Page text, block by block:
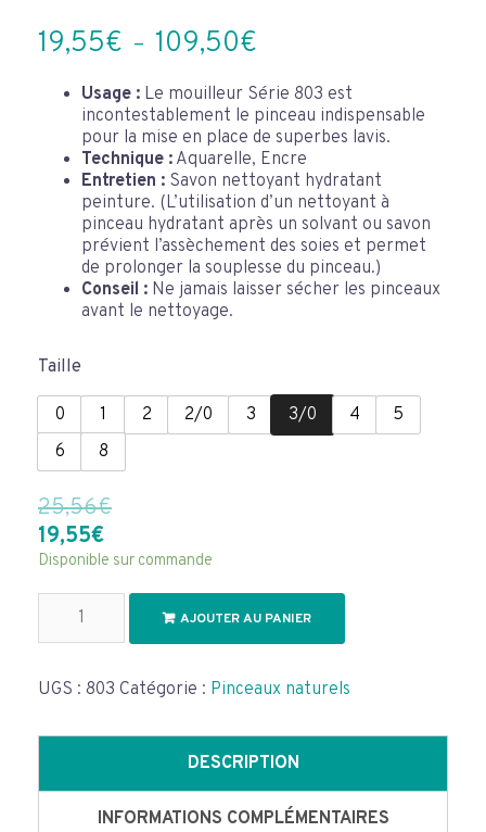
19,55€ – 109,50€
prix :
19,55€
à
109,50€
Usage : Le mouilleur Série 803 est
incontestablement le pinceau indispensable
pour la mise en place de superbes lavis.
Technique : Aquarelle, Encre
Entretien : Savon nettoyant hydratant
peinture. (L’utilisation d’un nettoyant à
pinceau hydratant après un solvant ou savon
prévient l’assèchement des soies et permet
de prolonger la souplesse du pinceau.)
Conseil : Ne jamais laisser sécher les pinceaux
avant le nettoyage.
Taille
0 1 2 2/0 3 3/0 4
5
6
8
25,56€
Le
prix
initial
était :
25,56€.
19,55€Le
prix
actuel
19,55€.
Disponible sur commande
Pinceau
Gris
803
de
Raphaël
AJOUTER AU PANIER
UGS : 803 Catégorie : Pinceaux naturels
DESCRIPTION
INFORMATIONS COMPLÉMENTAIRES